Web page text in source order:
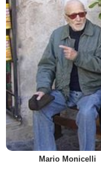
Mario Monicelli